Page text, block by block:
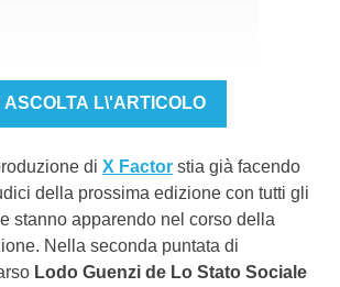
ASCOLTA L\'ARTICOLO
di X Factor stia già facendo
della prossima edizione con tutti gli
stanno apparendo nel corso della
Nella seconda puntata di
Lodo Guenzi de Lo Stato Sociale